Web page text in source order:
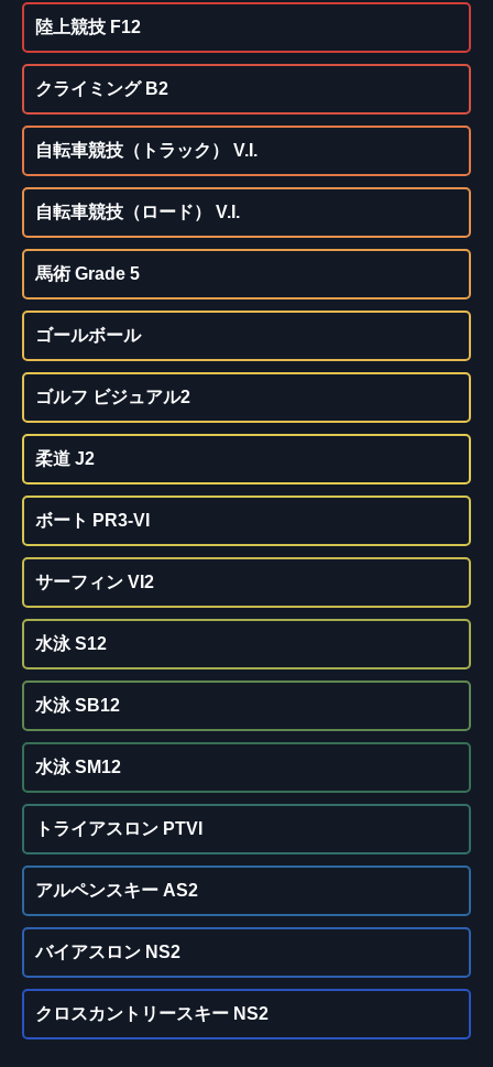
陸上競技 F12
クライミング B2
自転車競技（トラック） V.I.
自転車競技（ロード） V.I.
馬術 Grade 5
ゴールボール
ゴルフ ビジュアル2
柔道 J2
ボート PR3-VI
サーフィン VI2
水泳 S12
水泳 SB12
水泳 SM12
トライアスロン PTVI
アルペンスキー AS2
バイアスロン NS2
クロスカントリースキー NS2